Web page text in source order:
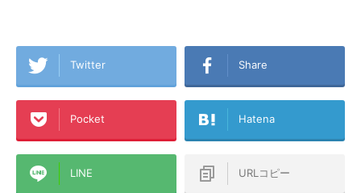
Twitter Share
Pocket Hatena
LINE URLコピー